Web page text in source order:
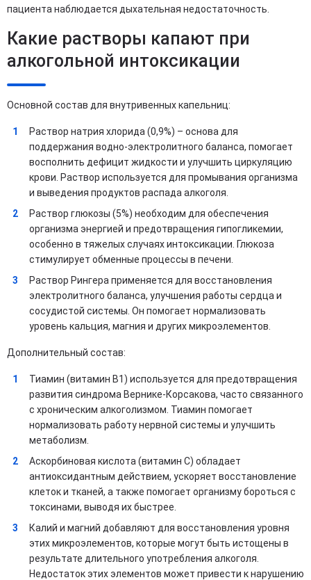
пациента наблюдается дыхательная недостаточность.
Какие растворы капают при
алкогольной интоксикации
Основной состав для внутривенных капельниц:
Раствор натрия хлорида (0,9%) – основа для
поддержания водно-электролитного баланса, помогает
восполнить дефицит жидкости и улучшить циркуляцию
крови. Раствор используется для промывания организма
и выведения продуктов распада алкоголя.
Раствор глюкозы (5%) необходим для обеспечения
организма энергией и предотвращения гипогликемии,
особенно в тяжелых случаях интоксикации. Глюкоза
стимулирует обменные процессы в печени.
Раствор Рингера применяется для восстановления
электролитного баланса, улучшения работы сердца и
сосудистой системы. Он помогает нормализовать
уровень кальция, магния и других микроэлементов.
Дополнительный состав:
Тиамин (витамин B1) используется для предотвращения
развития синдрома Вернике-Корсакова, часто связанного
с хроническим алкоголизмом. Тиамин помогает
нормализовать работу нервной системы и улучшить
метаболизм.
Аскорбиновая кислота (витамин C) обладает
антиоксидантным действием, ускоряет восстановление
клеток и тканей, а также помогает организму бороться с
токсинами, выводя их быстрее.
Калий и магний добавляют для восстановления уровня
этих микроэлементов, которые могут быть истощены в
результате длительного употребления алкоголя.
Недостаток этих элементов может привести к нарушению